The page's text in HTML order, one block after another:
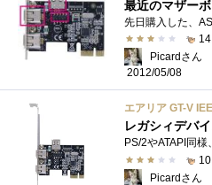
14
Picardさん
2012/05/08
10
Picardさん